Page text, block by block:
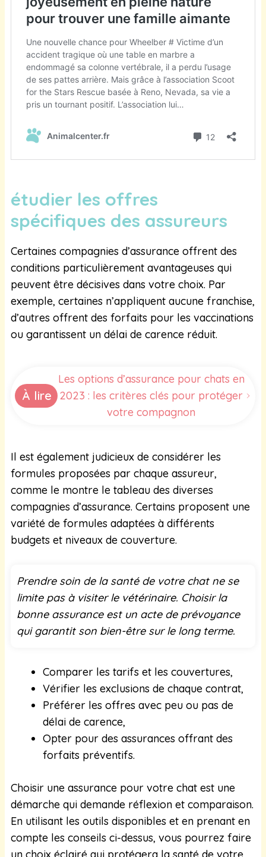
étudier les offres
spécifiques des assureurs
Certaines compagnies d’assurance offrent des
conditions particulièrement avantageuses qui
peuvent être décisives dans votre choix. Par
exemple, certaines n’appliquent aucune franchise,
d’autres offrent des forfaits pour les vaccinations
ou garantissent un délai de carence réduit.
À lire
Les options d’assurance pour chats en
2023 : les critères clés pour protéger
votre compagnon
Il est également judicieux de considérer les
formules proposées par chaque assureur,
comme le montre le tableau des diverses
compagnies d’assurance. Certains proposent une
variété de formules adaptées à différents
budgets et niveaux de couverture.
Prendre soin de la santé de votre chat ne se
limite pas à visiter le vétérinaire. Choisir la
bonne assurance est un acte de prévoyance
qui garantit son bien-être sur le long terme.
Comparer les tarifs et les couvertures,
Vérifier les exclusions de chaque contrat,
Préférer les offres avec peu ou pas de
délai de carence,
Opter pour des assurances offrant des
forfaits préventifs.
Choisir une assurance pour votre chat est une
démarche qui demande réflexion et comparaison.
En utilisant les outils disponibles et en prenant en
compte les conseils ci-dessus, vous pourrez faire
un choix éclairé qui protégera la santé de votre